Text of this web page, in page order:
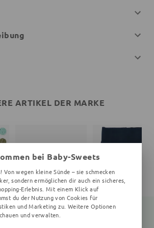
ARTIKEL DER MARKE
bei Baby-Sweets
Von wegen kleine Sünde – sie schmecken
sondern ermöglichen dir auch ein sicheres,
Erlebnis. Mit einem Klick auf
du der Nutzung von Cookies für
und Marketing zu. Weitere Optionen
und verwalten.